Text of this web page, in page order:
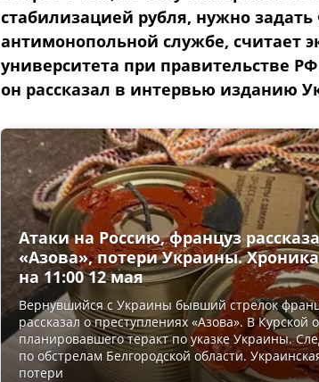
стабилизацией рубля, нужно
антимонопольной службе, считает
университета при правительстве
он рассказал в интервью изданию
Атаки на Россию, француз
«Азова», потери Украины.
на 11:00 12 мая
Вернувшийся с Украины бывший стрелок
рассказал о преступлениях «Азова». В
планировавшего теракт по указке Украины.
по обстрелам Белгородской области.
потери